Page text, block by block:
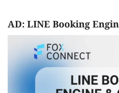
AD: LINE Booking